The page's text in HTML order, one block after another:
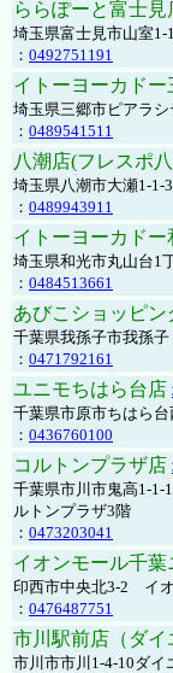
ららぽーと富士見
埼玉県富士見市山室1-
： 0492751191
イトーヨーカドー
埼玉県三郷市ピアラ
： 0489541511
八潮店(フレスポ
埼玉県八潮市大瀬1-1-
： 0489943911
イトーヨーカドー
埼玉県和光市丸山台1
： 0484513661
あびこショッピン
千葉県我孫子市我孫
： 0471792161
ユニモちはら台店
千葉県市原市ちはら台
： 0436760100
コルトンプラザ店
千葉県市川市鬼高1-
ルトンプラザ3階
： 0473203041
イオンモール千
印西市中央北3-2 イ
： 0476487751
市川駅前店（ダイ
市川市市川1-4-10ダイ